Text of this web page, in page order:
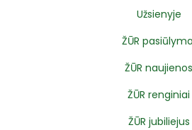
Užsienyje
ŽŪR
ŽŪR naujienos
ŽŪR renginiai
ŽŪR jubiliejus